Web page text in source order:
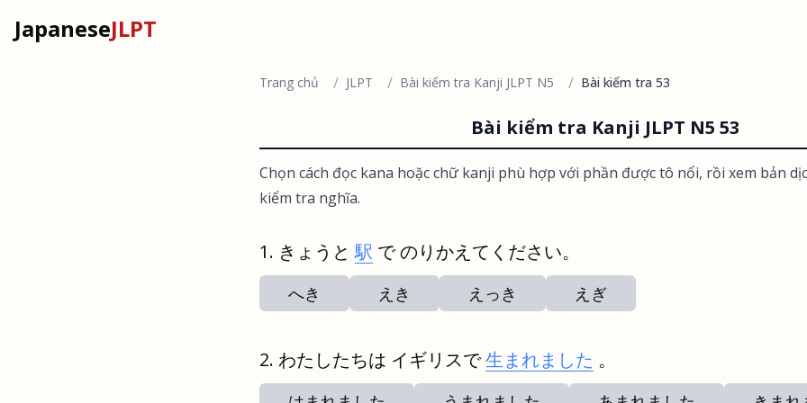
JapaneseJLPT
Trang chủ / JLPT / Bài kiểm tra Kanji JLPT N5 / Bài kiểm tra 53
Bài kiểm tra Kanji JLPT N5 53
Chọn cách đọc kana hoặc chữ kanji phù hợp với phần được tô nổi, rồi xem bản
kiểm tra nghĩa.
きょうと 駅 で のりかえてください。
へき えき えっき えぎ
わたしたちは イギリスで生まれました 。